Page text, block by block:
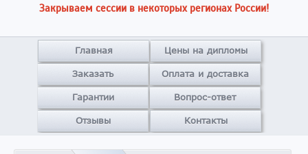
Закрываем сессии в некоторых регионах России!
Главная Цены на дипломы
Заказать Оплата и доставка
Гарантии Вопрос-ответ
Отзывы Контакты